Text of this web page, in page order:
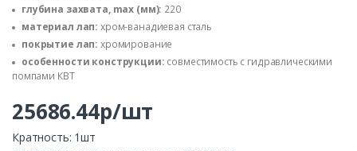
глубина захвата, max (мм): 220
материал лап: хром-ванадиевая сталь
покрытие лап: хромирование
особенности конструкции: совместимость с гидравлическими
помпами КВТ
25686.44р/шт
Кратность: 1шт